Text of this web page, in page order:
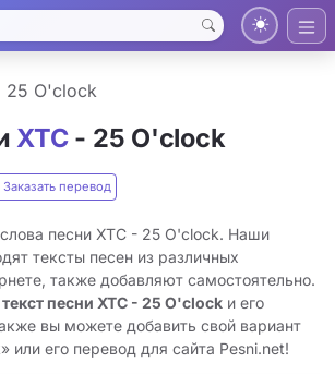
25 O'clock
XTC- 25 O'clock
Заказать перевод
песни XTC - 25 O'clock. Наши
тексты песен из различных
также добавляют самостоятельно.
текст песни XTC - 25 O'clock и его
вы можете добавить свой вариант
или его перевод для сайта Pesni.net!